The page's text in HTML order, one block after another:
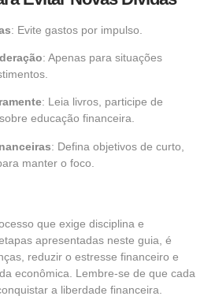
: Evite gastos por impulso.
: Apenas para situações
: Leia livros, participe de
educação financeira.
: Defina objetivos de curto,
manter o foco.
que exige disciplina e
apresentadas neste guia, é
reduzir o estresse financeiro e
econômica. Lembre-se de que cada
a liberdade financeira.